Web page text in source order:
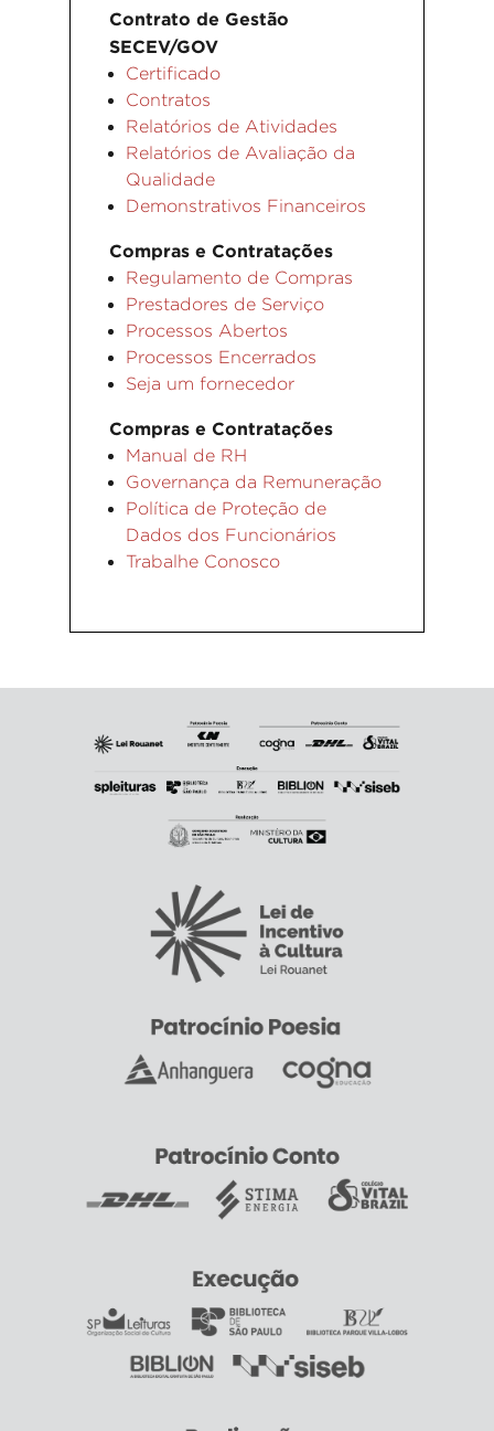
Contrato de Gestão
SECEV/GOV
Certificado
Contratos
Relatórios de Atividades
Relatórios de Avaliação da
Qualidade
Demonstrativos Financeiros
Compras e Contratações
Regulamento de Compras
Prestadores de Serviço
Processos Abertos
Processos Encerrados
Seja um fornecedor
Compras e Contratações
Manual de RH
Governança da Remuneração
Política de Proteção de
Dados dos Funcionários
Trabalhe Conosco